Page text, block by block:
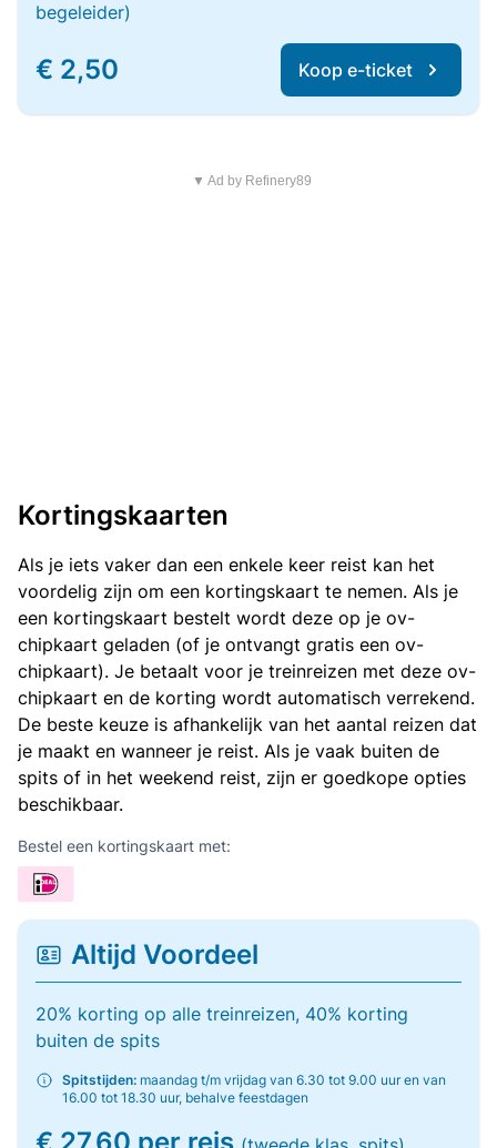
begeleider)
€ 2,50 Koop e-ticket
▼ Ad by Refinery89
Kortingskaarten
Als je iets vaker dan een enkele keer reist kan het
voordelig zijn om een kortingskaart te nemen. Als je
een kortingskaart bestelt wordt deze op je ov-
chipkaart geladen (of je ontvangt gratis een ov-
chipkaart). Je betaalt voor je treinreizen met deze ov-
chipkaart en de korting wordt automatisch verrekend.
De beste keuze is afhankelijk van het aantal reizen dat
je maakt en wanneer je reist. Als je vaak buiten de
spits of in het weekend reist, zijn er goedkope opties
beschikbaar.
Bestel een kortingskaart met:
Altijd Voordeel
20% korting op alle treinreizen, 40% korting
buiten de spits
Spitstijden: maandag t/m vrijdag van 6.30 tot 9.00 uur en van
16.00 tot 18.30 uur, behalve feestdagen